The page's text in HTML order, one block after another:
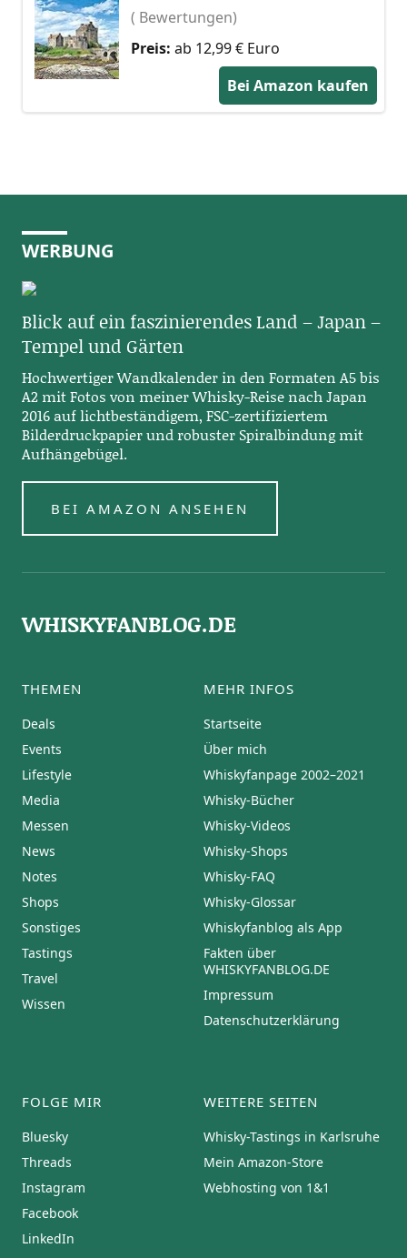
( Bewertungen)
Preis: ab 12,99 € Euro
Bei Amazon kaufen
WERBUNG
Blick auf ein faszinierendes Land – Japan –
Tempel und Gärten
Hochwertiger Wandkalender in den Formaten A5 bis
A2 mit Fotos von meiner Whisky-Reise nach Japan
2016 auf lichtbeständigem, FSC-zertifiziertem
Bilderdruckpapier und robuster Spiralbindung mit
Aufhängebügel.
BEI AMAZON ANSEHEN
WHISKYFANBLOG.DE
THEMEN
Deals
Events
Lifestyle
Media
Messen
News
Notes
Shops
Sonstiges
Tastings
Travel
Wissen
MEHR INFOS
Startseite
Über mich
Whiskyfanpage 2002–2021
Whisky-Bücher
Whisky-Videos
Whisky-Shops
Whisky-FAQ
Whisky-Glossar
Whiskyfanblog als App
Fakten über
WHISKYFANBLOG.DE
Impressum
Datenschutzerklärung
FOLGE MIR
Bluesky
Threads
Instagram
Facebook
LinkedIn
WEITERE SEITEN
Whisky-Tastings in Karlsruhe
Mein Amazon-Store
Webhosting von 1&1